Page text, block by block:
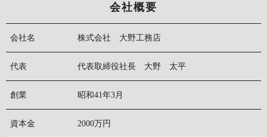
会社概要
会社名 株式会社 大野工務店
代表 代表取締役社長 大野 太平
創業 昭和41年3月
資本金 2000万円